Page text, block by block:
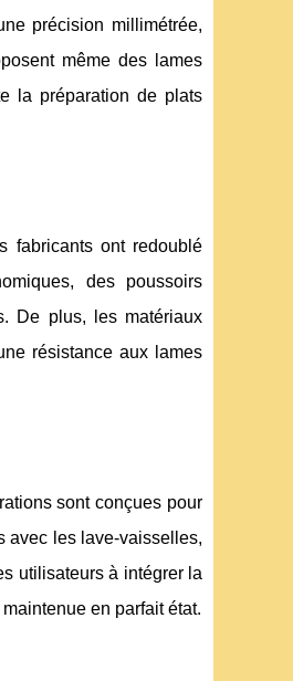
précision millimétrée,
même des lames
la préparation de plats
fabricants ont redoublé
des poussoirs
De plus, les matériaux
résistance aux lames
sont conçues pour
avec les lave-vaisselles,
utilisateurs à intégrer la
en parfait état.